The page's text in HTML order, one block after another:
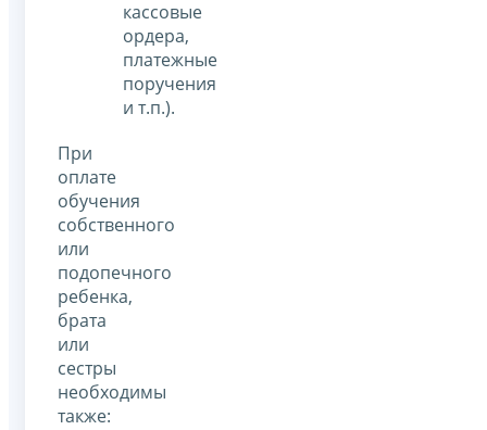
кассовые
ордера,
платежные
поручения
и т.п.).
При
оплате
обучения
собственного
или
подопечного
ребенка,
брата
или
сестры
необходимы
также: